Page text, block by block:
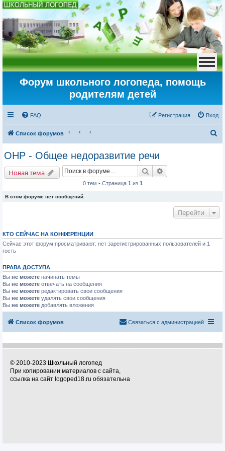
Форум школьного логопеда, помощь
родителям детей
FAQ Вход
Регистрация
Список форумов
о
ОНР - Общее недоразвитие речи
Новая тема Поиск
0 тем • Страница 1 из 1
В этом форуме нет сообщений.
Перейти
КТО СЕЙЧАС НА КОНФЕРЕНЦИИ
Сейчас этот форум просматривают: нет зарегистрированных пользователей и 1
гость
ПРАВА ДОСТУПА
Вы не можете начинать темы
Вы не можете отвечать на сообщения
Вы не можете редактировать свои сообщения
Вы не можете удалять свои сообщения
Вы не можете добавлять вложения
Список форумов Связаться с администрацией
© 2010-2023 Школьный логопед
При копировании материалов с сайта,
ссылка на сайт logoped18.ru обязательна